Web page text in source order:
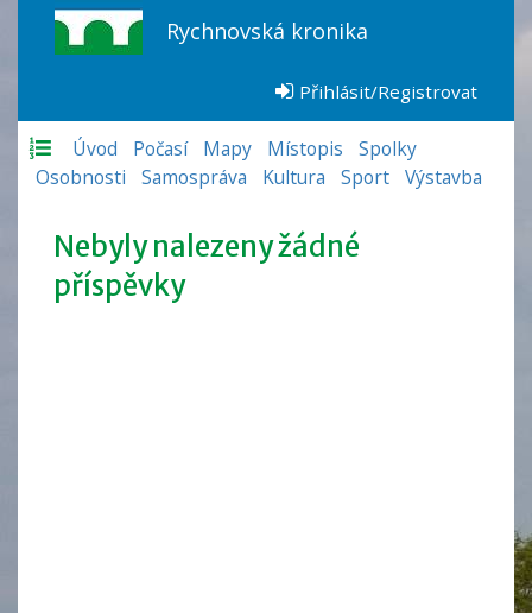
Rychnovská kronika
Přihlásit/Registrovat
Úvod Počasí Mapy Místopis
Spolky
Osobnosti
Samospráva Kultura Sport Výstavba
Nebyly nalezeny žádné
příspěvky